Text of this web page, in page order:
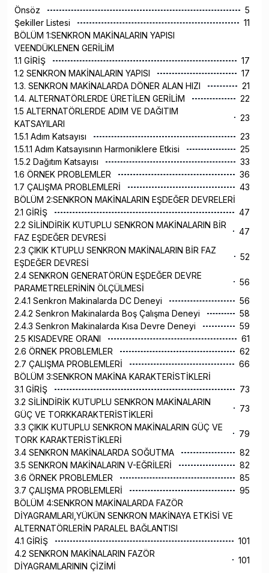
Önsöz
5
Şekiller Listesi
11
BÖLÜM 1:SENKRON MAKİNALARIN YAPISI
VEENDÜKLENEN GERİLİM
1.1 GİRİŞ
17
1.2 SENKRON MAKİNALARIN YAPISI
17
1.3. SENKRON MAKİNALARDA DÖNER ALAN HIZI
21
1.4. ALTERNATÖRLERDE ÜRETİLEN GERİLİM
22
1.5 ALTERNATÖRLERDE ADIM VE DAĞITIM
KATSAYILARI
23
1.5.1 Adım Katsayısı
23
1.5.1.1 Adım Katsayısının Harmoniklere Etkisi
25
1.5.2 Dağıtım Katsayısı
33
1.6 ÖRNEK PROBLEMLER
36
1.7 ÇALIŞMA PROBLEMLERİ
43
BÖLÜM 2:SENKRON MAKİNALARIN EŞDEĞER DEVRELERİ
2.1 GİRİŞ
47
2.2 SİLİNDİRİK KUTUPLU SENKRON MAKİNALARIN BİR
FAZ EŞDEĞER DEVRESİ
47
2.3 ÇIKIK KTUPLU SENKRON MAKİNALARIN BİR FAZ
EŞDEĞER DEVRESİ
52
2.4 SENKRON GENERATÖRÜN EŞDEĞER DEVRE
PARAMETRELERİNİN ÖLÇÜLMESİ
56
2.4.1 Senkron Makinalarda DC Deneyi
56
2.4.2 Senkron Makinalarda Boş Çalışma Deneyi
58
2.4.3 Senkron Makinalarda Kısa Devre Deneyi
59
2.5 KISADEVRE ORANI
61
2.6 ÖRNEK PROBLEMLER
62
2.7 ÇALIŞMA PROBLEMLERİ
66
BÖLÜM 3:SENKRON MAKİNA KARAKTERİSTİKLERİ
3.1 GİRİŞ
73
3.2 SİLİNDİRİK KUTUPLU SENKRON MAKİNALARIN
GÜÇ VE TORKKARAKTERİSTİKLERİ
73
3.3 ÇIKIK KUTUPLU SENKRON MAKİNALARIN GÜÇ VE
TORK KARAKTERİSTİKLERİ
79
3.4 SENKRON MAKİNALARDA SOĞUTMA
82
3.5 SENKRON MAKİNALARIN V-EĞRİLERİ
82
3.6 ÖRNEK PROBLEMLER
85
3.7 ÇALIŞMA PROBLEMLERİ
95
BÖLÜM 4:SENKRON MAKİNALARDA FAZÖR
DİYAGRAMLARI,YÜKÜN SENKRON MAKİNAYA ETKİSİ VE
ALTERNATÖRLERİN PARALEL BAĞLANTISI
4.1 GİRİŞ
101
4.2 SENKRON MAKİNALARIN FAZÖR
DİYAGRAMLARININ ÇİZİMİ
101